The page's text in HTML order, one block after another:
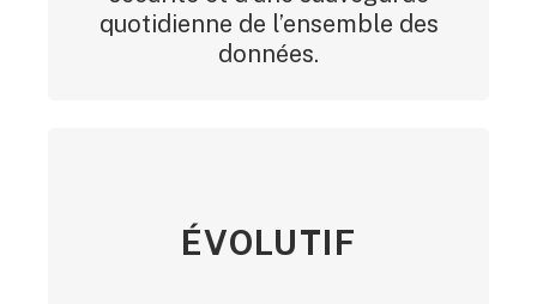
quotidienne de l’ensemble des
données.
ÉVOLUTIF